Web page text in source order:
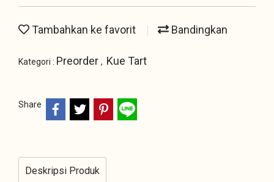
Tambahkan ke favorit Bandingkan
Kategori : Preorder , Kue Tart
Share
Deskripsi Produk